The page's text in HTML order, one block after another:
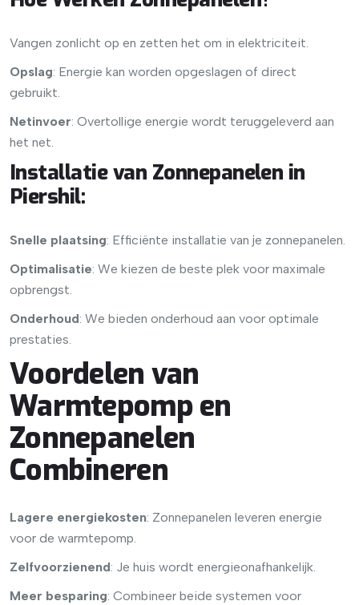
Vangen zonlicht op en zetten het om in elektriciteit.
Opslag: Energie kan worden opgeslagen of direct
gebruikt.
Netinvoer: Overtollige energie wordt teruggeleverd aan
het net.
Installatie van Zonnepanelen in
Piershil:
Snelle plaatsing: Efficiënte installatie van je zonnepanelen.
Optimalisatie: We kiezen de beste plek voor maximale
opbrengst.
Onderhoud: We bieden onderhoud aan voor optimale
prestaties.
Voordelen van
Warmtepomp en
Zonnepanelen
Combineren
Lagere energiekosten: Zonnepanelen leveren energie
voor de warmtepomp.
Zelfvoorzienend: Je huis wordt energieonafhankelijk.
Meer besparing: Combineer beide systemen voor